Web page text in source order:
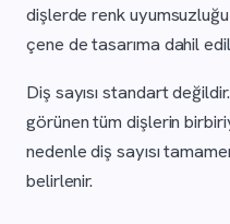
dişlerde renk
çene de tasarıma dahil
Diş sayısı standart
görünen tüm dişlerin
nedenle diş sayısı
belirlenir.